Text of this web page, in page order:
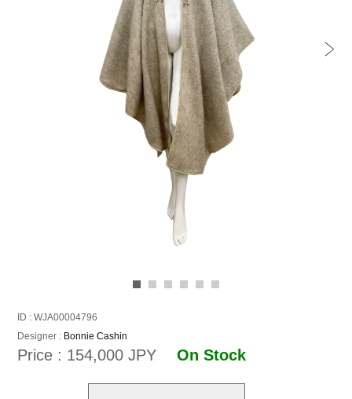
ID : WJA00004796
Designer : Bonnie Cashin
Price : 154,000 JPYOn Stock